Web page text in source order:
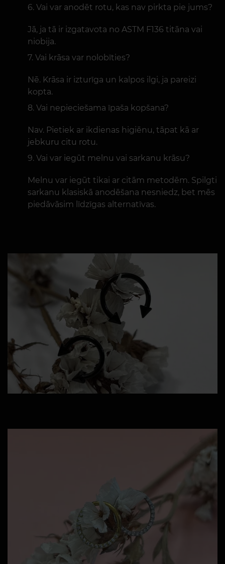
Vai var anodēt rotu, kas nav pirkta pie jums?
Jā, ja tā ir izgatavota no ASTM F136 titāna vai
niobija.
Vai krāsa var nolobīties?
Nē. Krāsa ir izturīga un kalpos ilgi, ja pareizi
kopta.
Vai nepieciešama īpaša kopšana?
Nav. Pietiek ar ikdienas higiēnu, tāpat kā ar
jebkuru citu rotu.
Vai var iegūt melnu vai sarkanu krāsu?
Melnu var iegūt tikai ar citām metodēm. Spilgti
sarkanu klasiskā anodēšana nesniedz, bet mēs
piedāvāsim līdzīgas alternatīvas.